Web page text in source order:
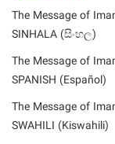
– The Message of
SINHALA (සිංහල)
– The Message of
SPANISH (Español)
– The Message of
SWAHILI (Kiswahili)